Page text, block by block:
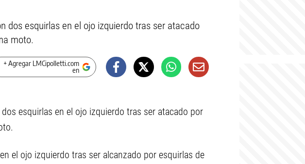
dos esquirlas en el ojo izquierdo tras ser atacado
moto.
+ Agregar LMCipolletti.com
en
esquirlas en el ojo izquierdo tras ser atacado por
el ojo izquierdo tras ser alcanzado por esquirlas de